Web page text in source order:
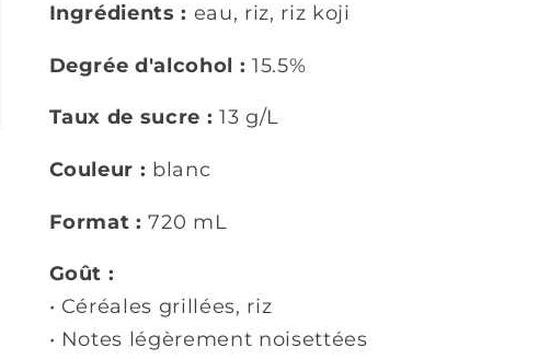
Ingrédients : eau, riz, riz koji
Degrée d'alcohol : 15.5%
Taux de sucre :13 g/L
Couleur : blanc
Format : 720 mL
Goût :
• Céréales grillées, riz
• Notes légèrement noisettées